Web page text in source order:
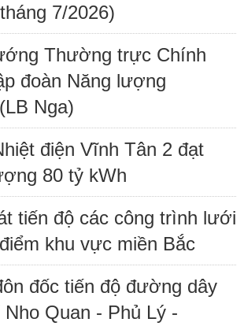
7/2026)
Thường trực Chính
đoàn Năng lượng
Nga)
điện Vĩnh Tân 2 đạt
80 tỷ kWh
tiến độ các công trình lưới
khu vực miền Bắc
đốc tiến độ đường dây
Nho Quan - Phủ Lý -